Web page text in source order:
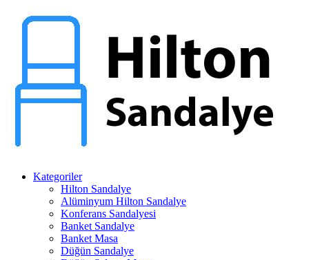
Kategoriler
Hilton Sandalye
Alüminyum Hilton Sandalye
Konferans Sandalyesi
Banket Sandalye
Banket Masa
Düğün Sandalye